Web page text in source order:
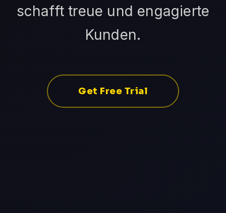
schafft treue und engagierte
Kunden.
Get Free Trial